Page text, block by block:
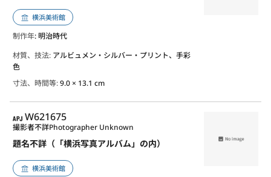
横浜美術館
制作年: 明治時代
材質、技法: アルビュメン・シルバー・プリント、手彩
色
寸法、時間等:9.0 × 13.1 cm
APJ
W621675
題名不詳（「横浜写真アルバム」の内）
撮影者不詳Photographer Unknown
横浜美術館